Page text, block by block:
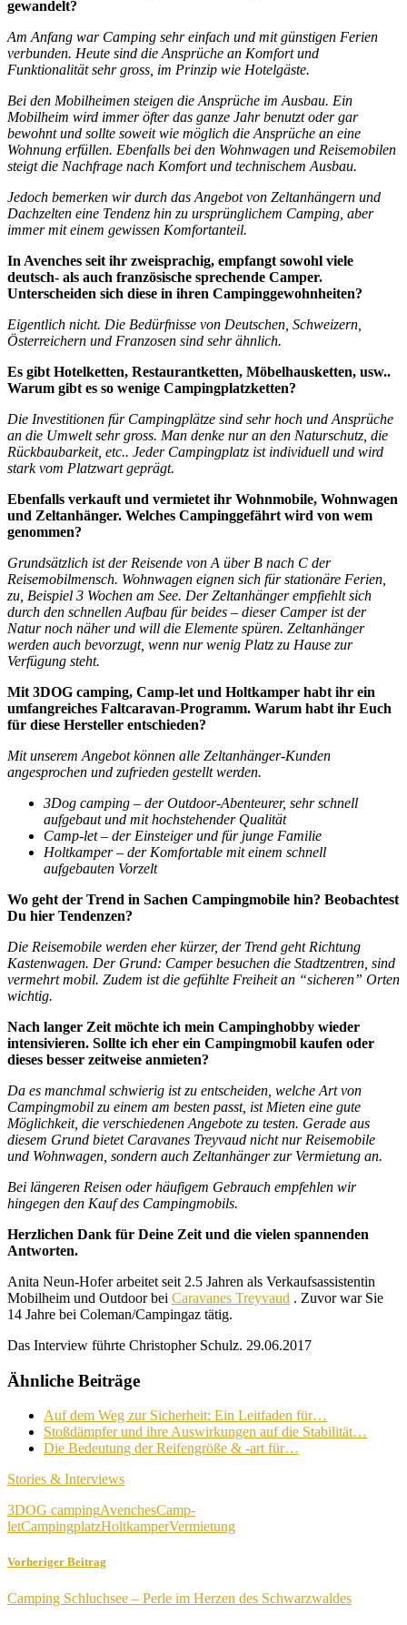
gewandelt?
Am Anfang war Camping sehr einfach und mit günstigen Ferien
verbunden. Heute sind die Ansprüche an Komfort und
Funktionalität sehr gross, im Prinzip wie Hotelgäste.
Bei den Mobilheimen steigen die Ansprüche im Ausbau. Ein
Mobilheim wird immer öfter das ganze Jahr benutzt oder gar
bewohnt und sollte soweit wie möglich die Ansprüche an eine
Wohnung erfüllen. Ebenfalls bei den Wohnwagen und Reisemobilen
steigt die Nachfrage nach Komfort und technischem Ausbau.
Jedoch bemerken wir durch das Angebot von Zeltanhängern und
Dachzelten eine Tendenz hin zu ursprünglichem Camping, aber
immer mit einem gewissen Komfortanteil.
In Avenches seit ihr zweisprachig, empfangt sowohl viele
deutsch- als auch französische sprechende Camper.
Unterscheiden sich diese in ihren Campinggewohnheiten?
Eigentlich nicht. Die Bedürfnisse von Deutschen, Schweizern,
Österreichern und Franzosen sind sehr ähnlich.
Es gibt Hotelketten, Restaurantketten, Möbelhausketten, usw..
Warum gibt es so wenige Campingplatzketten?
Die Investitionen für Campingplätze sind sehr hoch und Ansprüche
an die Umwelt sehr gross. Man denke nur an den Naturschutz, die
Rückbaubarkeit, etc.. Jeder Campingplatz ist individuell und wird
stark vom Platzwart geprägt.
Ebenfalls verkauft und vermietet ihr Wohnmobile, Wohnwagen
und Zeltanhänger. Welches Campinggefährt wird von wem
genommen?
Grundsätzlich ist der Reisende von A über B nach C der
Reisemobilmensch. Wohnwagen eignen sich für stationäre Ferien,
zu, Beispiel 3 Wochen am See. Der Zeltanhänger empfiehlt sich
durch den schnellen Aufbau für beides – dieser Camper ist der
Natur noch näher und will die Elemente spüren. Zeltanhänger
werden auch bevorzugt, wenn nur wenig Platz zu Hause zur
Verfügung steht.
Mit 3DOG camping, Camp-let und Holtkamper habt ihr ein
umfangreiches Faltcaravan-Programm. Warum habt ihr Euch
für diese Hersteller entschieden?
Mit unserem Angebot können alle Zeltanhänger-Kunden
angesprochen und zufrieden gestellt werden.
3Dog camping – der Outdoor-Abenteurer, sehr schnell
aufgebaut und mit hochstehender Qualität
Camp-let – der Einsteiger und für junge Familie
Holtkamper – der Komfortable mit einem schnell
aufgebauten Vorzelt
Wo geht der Trend in Sachen Campingmobile hin? Beobachtest
Du hier Tendenzen?
Die Reisemobile werden eher kürzer, der Trend geht Richtung
Kastenwagen. Der Grund: Camper besuchen die Stadtzentren, sind
vermehrt mobil. Zudem ist die gefühlte Freiheit an “sicheren” Orten
wichtig.
Nach langer Zeit möchte ich mein Campinghobby wieder
intensivieren. Sollte ich eher ein Campingmobil kaufen oder
dieses besser zeitweise anmieten?
Da es manchmal schwierig ist zu entscheiden, welche Art von
Campingmobil zu einem am besten passt, ist Mieten eine gute
Möglichkeit, die verschiedenen Angebote zu testen. Gerade aus
diesem Grund bietet Caravanes Treyvaud nicht nur Reisemobile
und Wohnwagen, sondern auch Zeltanhänger zur Vermietung an.
Bei längeren Reisen oder häufigem Gebrauch empfehlen wir
hingegen den Kauf des Campingmobils.
Herzlichen Dank für Deine Zeit und die vielen spannenden
Antworten.
Anita Neun-Hofer arbeitet seit 2.5 Jahren als Verkaufsassistentin
Mobilheim und Outdoor bei Caravanes Treyvaud . Zuvor war Sie
14 Jahre bei Coleman/Campingaz tätig.
Das Interview führte Christopher Schulz. 29.06.2017
Ähnliche Beiträge
Auf dem Weg zur Sicherheit: Ein Leitfaden für…
Stoßdämpfer und ihre Auswirkungen auf die Stabilität…
Die Bedeutung der Reifengröße & -art für…
Stories & Interviews
3DOG campingAvenchesCamp-
letCampingplatzHoltkamperVermietung
Vorheriger Beitrag
Camping Schluchsee – Perle im Herzen des Schwarzwaldes